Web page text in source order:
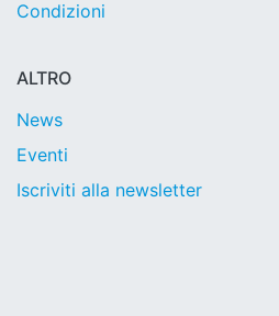
Condizioni
ALTRO
News
Eventi
Iscriviti alla newsletter